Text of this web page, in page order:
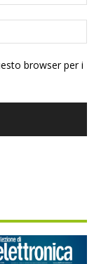
browser per i